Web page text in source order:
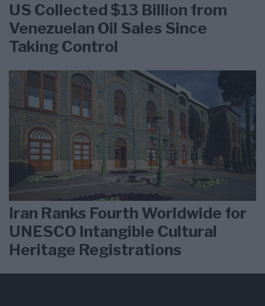
US Collected $13 Billion from
Venezuelan Oil Sales Since
Taking Control
Iran Ranks Fourth Worldwide for
UNESCO Intangible Cultural
Heritage Registrations